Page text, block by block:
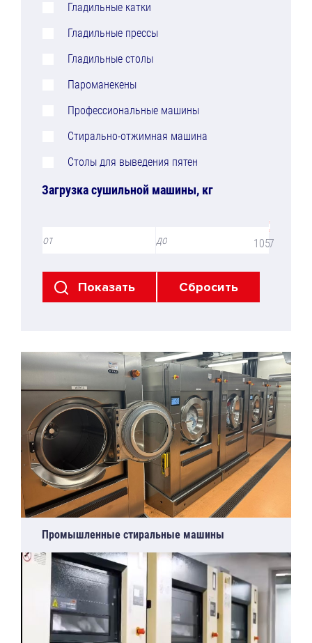
Гладильные катки
Гладильные прессы
Гладильные столы
Пароманекены
Профессиональные машины
Стирально-отжимная машина
Столы для выведения пятен
Загрузка сушильной машины, кг
от до 7
105
Промышленные стиральные машины